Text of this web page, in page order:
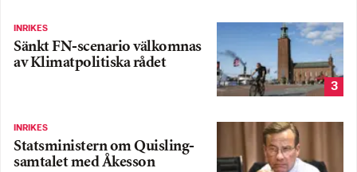
INRIKES
Sänkt FN-scenario välkomnas
av Klimatpolitiska rådet
3
INRIKES
Statsministern om Quisling-
samtalet med Åkesson